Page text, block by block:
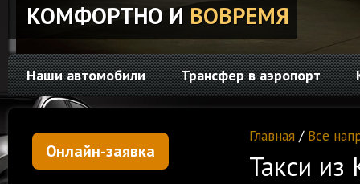
КОМФОРТНО ИВОВРЕМЯ
Наши автомобили Трансфер в аэропорт
Онлайн-заявка
Главная / Все
Такси из